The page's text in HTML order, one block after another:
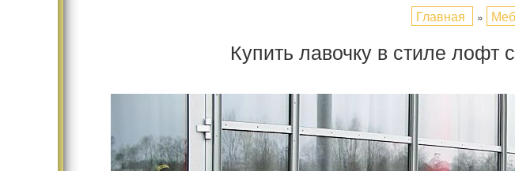
Главная »
Купить лавочку в стиле